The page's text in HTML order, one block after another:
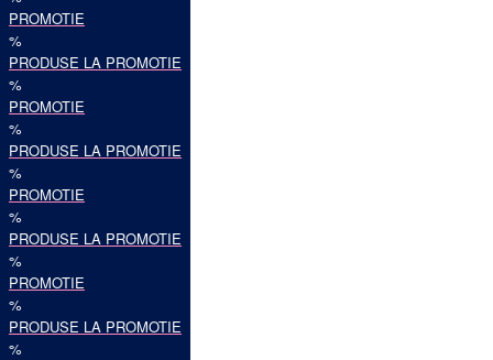
PROMOTIE
%
PRODUSE LA PROMOTIE
%
PROMOTIE
%
PRODUSE LA PROMOTIE
%
PROMOTIE
%
PRODUSE LA PROMOTIE
%
PROMOTIE
%
PRODUSE LA PROMOTIE
%